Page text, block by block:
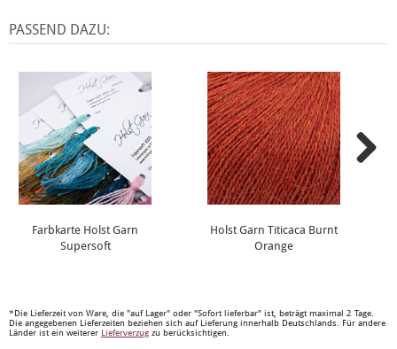
PASSEND DAZU:
Farbkarte Holst Garn
Supersoft
Holst Garn Titicaca Burnt
Orange
*Die Lieferzeit von Ware, die "auf Lager" oder "Sofort lieferbar" ist, beträgt maximal 2 Tage.
Die angegebenen Lieferzeiten beziehen sich auf Lieferung innerhalb Deutschlands. Für andere
Länder ist ein weiterer Lieferverzug zu berücksichtigen.